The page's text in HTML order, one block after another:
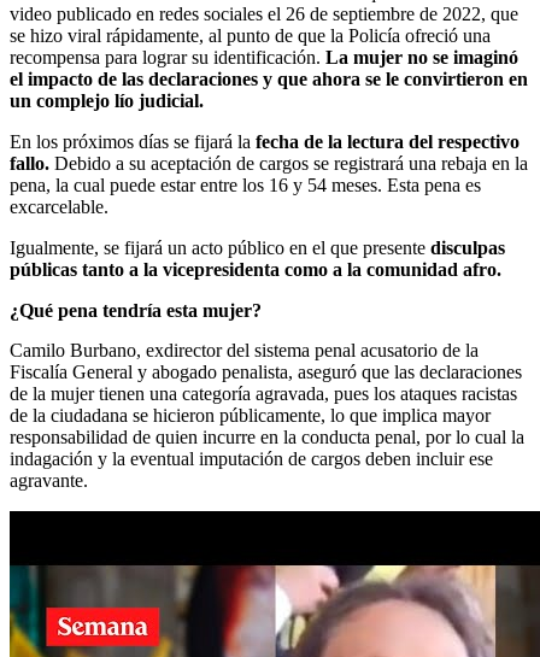
video publicado en redes sociales el 26 de septiembre de 2022, que
se hizo viral rápidamente, al punto de que la Policía ofreció una
recompensa para lograr su identificación. La mujer no se imaginó
el impacto de las declaraciones y que ahora se le convirtieron en
un complejo lío judicial.
En los próximos días se fijará la fecha de la lectura del respectivo
fallo. Debido a su aceptación de cargos se registrará una rebaja en la
pena, la cual puede estar entre los 16 y 54 meses. Esta pena es
excarcelable.
Igualmente, se fijará un acto público en el que presente disculpas
públicas tanto a la vicepresidenta como a la comunidad afro.
¿Qué pena tendría esta mujer?
Camilo Burbano, exdirector del sistema penal acusatorio de la
Fiscalía General y abogado penalista, aseguró que las declaraciones
de la mujer tienen una categoría agravada, pues los ataques racistas
de la ciudadana se hicieron públicamente, lo que implica mayor
responsabilidad de quien incurre en la conducta penal, por lo cual la
indagación y la eventual imputación de cargos deben incluir ese
agravante.